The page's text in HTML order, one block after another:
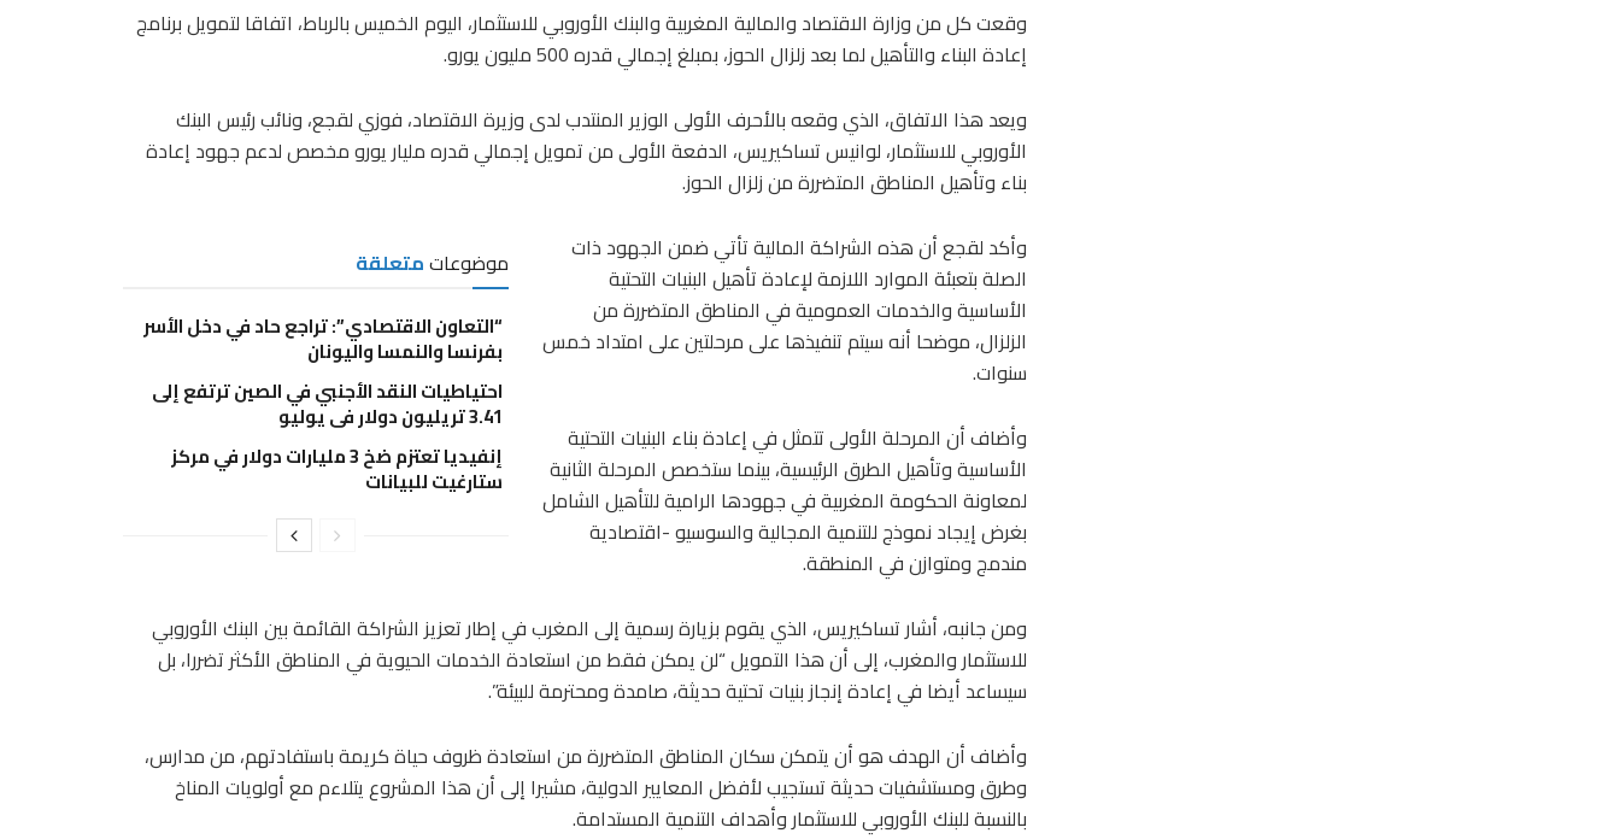
وقعت كل من وزارة الاقتصاد والمالية المغربية والبنك الأوروبي للاستثمار، اليوم الخميس بالرباط، اتفاقا لتمويل برنامج
إعادة البناء والتأهيل لما بعد زلزال الحوز، بمبلغ إجمالي قدره 500 مليون يورو.
ويعد هذا الاتفاق، الذي وقعه بالأحرف الأولى الوزير المنتدب لدى وزيرة الاقتصاد، فوزي لقجع، ونائب رئيس البنك
الأوروبي للاستثمار، لوانيس تساكيريس، الدفعة الأولى من تمويل إجمالي قدره مليار يورو مخصص لدعم جهود إعادة
بناء وتأهيل المناطق المتضررة من زلزال الحوز.
موضوعاتمتعلقة
“التعاون الاقتصادي”: تراجع حاد في دخل الأسر
بفرنسا والنمسا واليونان
احتياطيات النقد الأجنبي في الصين ترتفع إلى
3.41 تريليون دولار في يوليو
إنفيديا تعتزم ضخ 3 مليارات دولار في مركز
ستارغيت للبيانات
وأكد لقجع أن هذه الشراكة المالية تأتي ضمن الجهود ذات
الصلة بتعبئة الموارد اللازمة لإعادة تأهيل البنيات التحتية
الأساسية والخدمات العمومية في المناطق المتضررة من
الزلزال، موضحا أنه سيتم تنفيذها على مرحلتين على امتداد خمس
سنوات.
وأضاف أن المرحلة الأولى تتمثل في إعادة بناء البنيات التحتية
الأساسية وتأهيل الطرق الرئيسية، بينما ستخصص المرحلة الثانية
لمعاونة الحكومة المغربية في جهودها الرامية للتأهيل الشامل
بغرض إيجاد نموذج للتنمية المجالية والسوسيو -اقتصادية
مندمج ومتوازن في المنطقة.
ومن جانبه، أشار تساكيريس، الذي يقوم بزيارة رسمية إلى المغرب في إطار تعزيز الشراكة القائمة بين البنك الأوروبي
للاستثمار والمغرب، إلى أن هذا التمويل “لن يمكن فقط من استعادة الخدمات الحيوية في المناطق الأكثر تضررا، بل
سيساعد أيضا في إعادة إنجاز بنيات تحتية حديثة، صامدة ومحترمة للبيئة”.
وأضاف أن الهدف هو أن يتمكن سكان المناطق المتضررة من استعادة ظروف حياة كريمة باستفادتهم، من مدارس،
وطرق ومستشفيات حديثة تستجيب لأفضل المعايير الدولية، مشيرا إلى أن هذا المشروع يتلاءم مع أولويات المناخ
بالنسبة للبنك الأوروبي للاستثمار وأهداف التنمية المستدامة.